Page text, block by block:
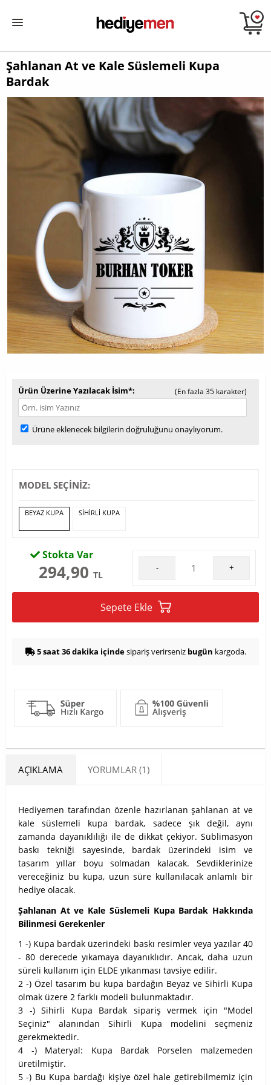
Şahlanan At ve Kale Süslemeli Kupa
Bardak
Ürün Üzerine Yazılacak İsim* (En fazla 35 karakter)
Ürüne eklenecek bilgilerin doğruluğunu onaylıyorum.
MODEL SEÇİNİZ:
BEYAZ KUPA SİHİRLİ KUPA
Stokta Var
294,90 TL
- +
Sepete Ekle
5 saat 36 dakika içindesipariş verirseniz bugün kargoda.
AÇIKLAMA YORUMLAR (1)
Hediyemen tarafından özenle hazırlanan şahlanan at ve
kale süslemeli kupa bardak, sadece şık değil, aynı
zamanda dayanıklılığı ile de dikkat çekiyor. Süblimasyon
baskı tekniği sayesinde, bardak üzerindeki isim ve
tasarım yıllar boyu solmadan kalacak. Sevdiklerinize
vereceğiniz bu kupa, uzun süre kullanılacak anlamlı bir
hediye olacak.
Şahlanan At ve Kale Süslemeli Kupa Bardak Hakkında
Bilinmesi Gerekenler
1 -) Kupa bardak üzerindeki baskı resimler veya yazılar 40
- 80 derecede yıkamaya dayanıklıdır. Ancak, daha uzun
süreli kullanım için ELDE yıkanması tavsiye edilir.
2 -) Özel tasarım bu kupa bardağın Beyaz ve Sihirli Kupa
olmak üzere 2 farklı modeli bulunmaktadır.
3 -) Sihirli Kupa Bardak sipariş vermek için "Model
Seçiniz" alanından Sihirli Kupa modelini seçmeniz
gerekmektedir.
4 -) Materyal: Kupa Bardak Porselen malzemeden
üretilmiştir.
5 -) Bu Kupa bardağı kişiye özel hale getirebilmemiz için